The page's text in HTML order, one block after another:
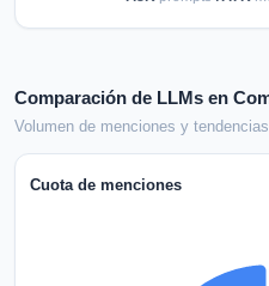
Comparación de LLMs en
Volumen de menciones y
Cuota de menciones